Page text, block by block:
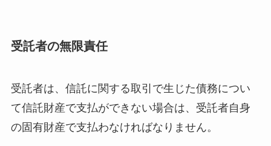
受託者の無限責任
受託者は、信託に関する取引で生じた債務につい
て信託財産で支払ができない場合は、受託者自身
の固有財産で支払わなければなりません。